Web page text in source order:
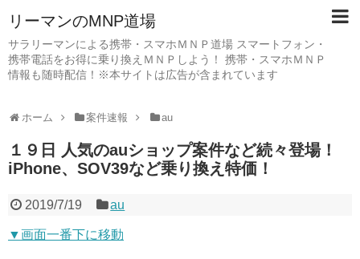
リーマンのMNP道場
サラリーマンによる携帯・スマホＭＮＰ道場 スマートフォン・
携帯電話をお得に乗り換えＭＮＰしよう！ 携帯・スマホＭＮＰ
情報も随時配信！※本サイトは広告が含まれています
ホーム 案件速報 au
１９日 人気のauショップ案件など続々登場！
iPhone、SOV39など乗り換え特価！
2019/7/19 au
▼画面一番下に移動